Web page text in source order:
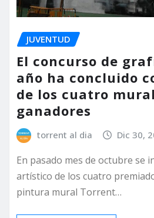
JUVENTUD
El concurso de
año ha concluido
de los cuatro
ganadores
torrent al dia Dic 30,
En pasado mes de octubre se
artístico de los cuatro
pintura mural Torrent…